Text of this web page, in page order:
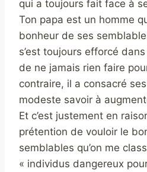
qui a toujours fait face à
Ton papa est un homme
bonheur de ses
s’est toujours efforcé
de ne jamais rien faire
contraire, il a consacré
modeste savoir à
Et c’est justement en
prétention de vouloir le
semblables qu’on me
« individus dangereux